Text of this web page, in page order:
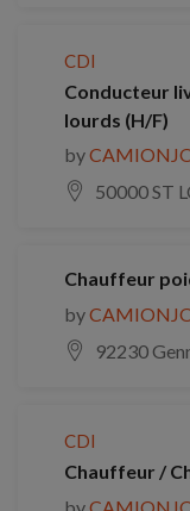
CDI
Conducteur
lourds (H/F)
by
50000 ST
Chauffeur
by
92230
CDI
Chauffeur /